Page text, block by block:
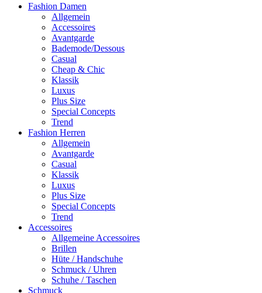
Fashion Damen
Allgemein
Accessoires
Avantgarde
Bademode/Dessous
Casual
Cheap & Chic
Klassik
Luxus
Plus Size
Special Concepts
Trend
Fashion Herren
Allgemein
Avantgarde
Casual
Klassik
Luxus
Plus Size
Special Concepts
Trend
Accessoires
Allgemeine Accessoires
Brillen
Hüte / Handschuhe
Schmuck / Uhren
Schuhe / Taschen
Schmuck